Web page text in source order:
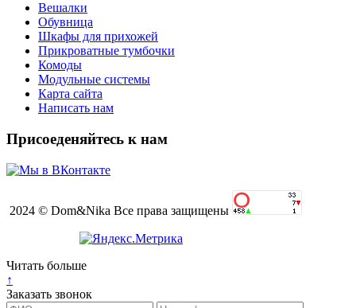
Вешалки
Обувница
Шкафы для прихожей
Прикроватные тумбочки
Комоды
Модульные системы
Карта сайта
Написать нам
Присоеденяйтесь к нам
2024 © Dom&Nika Все права защищены
Читать больше
↑
Заказать звонок